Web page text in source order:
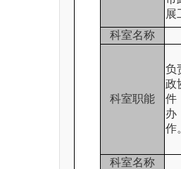
展
科室名称
科室职能
负
政
件
办
作
科室名称